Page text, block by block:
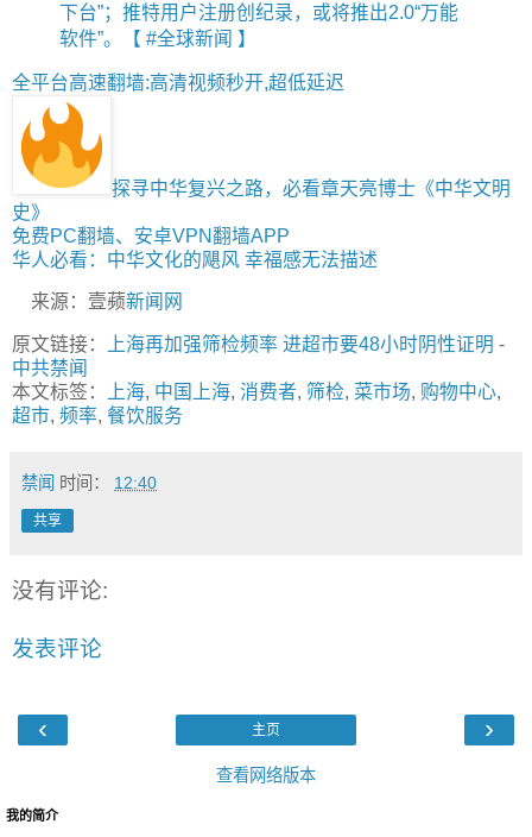
下台”；推特用户注册创纪录，或将推出2.0“万能
软件”。【 #全球新闻 】
全平台高速翻墙:高清视频秒开,超低延迟
探寻中华复兴之路，必看章天亮博士《中华文明
史》
免费PC翻墙、安卓VPN翻墙APP
华人必看：中华文化的飓风 幸福感无法描述
来源：壹𬞟新闻网
原文链接： 上海再加强筛检频率 进超市要48小时阴性证明 -
中共禁闻
本文标签：
上海, 中国上海, 消费者, 筛检, 菜市场, 购物中心,
超市, 频率, 餐饮服务
禁闻 时间： 12:40
共享
没有评论:
发表评论
‹ ›
主页
查看网络版本
我的简介